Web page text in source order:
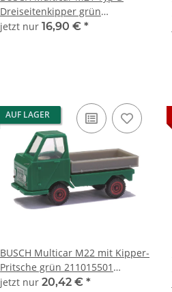
Dreiseitenkipper grün
211003301 Automodell 1:120
jetzt nur 16,90 € *
AUF LAGER
BUSCH Multicar M22 mit Kipper-
Pritsche grün 211015501
Automodell 1:120
jetzt nur 20,42 € *